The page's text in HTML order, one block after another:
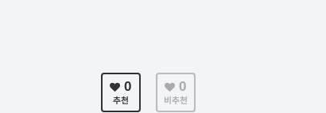
0
추천
0
비추천